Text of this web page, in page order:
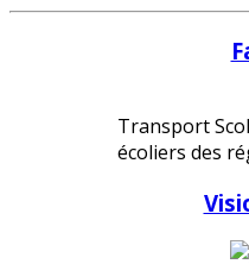
Transport
écoliers des